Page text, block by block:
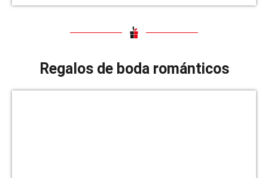
Regalos de boda románticos